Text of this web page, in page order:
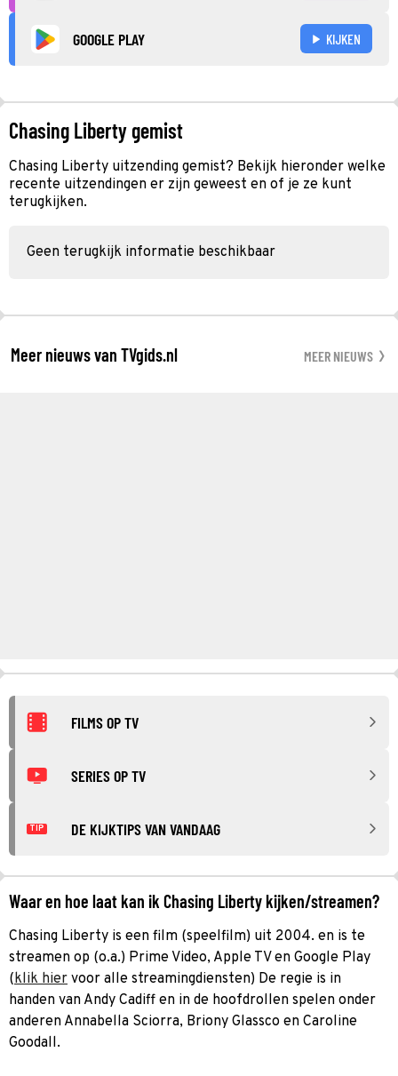
GOOGLE PLAY KIJKEN
Chasing Liberty gemist
Chasing Liberty uitzending gemist? Bekijk hieronder welke
recente uitzendingen er zijn geweest en of je ze kunt
terugkijken.
Geen terugkijk informatie beschikbaar
Meer nieuws van TVgids.nl MEER NIEUWS
FILMS OP TV
SERIES OP TV
TIP DE KIJKTIPS VAN VANDAAG
Waar en hoe laat kan ik Chasing Liberty kijken/streamen?
Chasing Liberty is een film (speelfilm) uit 2004. en is te
streamen op (o.a.) Prime Video, Apple TV en Google Play
(klik hier voor alle streamingdiensten) De regie is in
handen van Andy Cadiff en in de hoofdrollen spelen onder
anderen Annabella Sciorra, Briony Glassco en Caroline
Goodall.